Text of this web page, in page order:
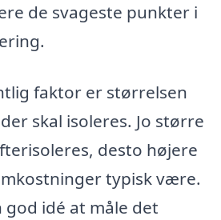
de svageste punkter i
faktor er størrelsen
skal isoleres. Jo større
desto højere
typisk være.
idé at måle det